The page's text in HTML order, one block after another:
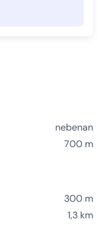
nebenan
700 m
300 m
1,3 km